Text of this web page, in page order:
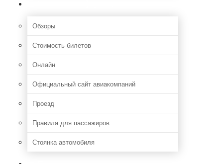
Обзоры
Стоимость билетов
Онлайн
Официальный сайт авиакомпаний
Проезд
Правила для пассажиров
Стоянка автомобиля